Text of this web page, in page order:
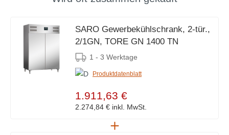
SARO Gewerbekühlschrank, 2-tür.,
2/1GN, TORE GN 1400 TN
1 - 3 Werktage
Produktdatenblatt
1.911,63 €
2.274,84 € inkl. MwSt.